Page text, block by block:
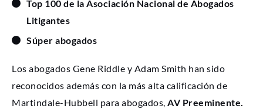
Top 100 de la Asociación Nacional de Abogados
Litigantes
Súper abogados
Los abogados Gene Riddle y Adam Smith han sido
reconocidos además con la más alta calificación de
Martindale-Hubbell para abogados, AV Preeminente.